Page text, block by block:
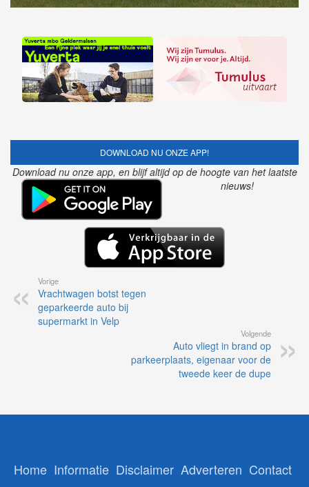
DOWNLOAD NU ONZE APP!
Download nu onze app, en blijf altijd op de hoogte van het laatste
nieuws!
Vorige
Vrachtwagen botst tegen
geparkeerde auto bij
supermarkt in Velp
Volgende
Auto vliegt in brand op
parkeerplaats, eigenaar voor de
tweede keer de dupe
Home Informatie Disclaimer Adverteren Contact